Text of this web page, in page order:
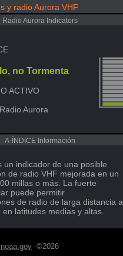
y radio Aurora VHF
Radio Aurora Indicators
no Tormenta
ACTIVO
Aurora
A-ÍNDICE Información
un indicador de una posible
de radio VHF mejorada en un
millas o más. La fuerte
puede permitir
de radio de larga distancia a
latitudes medias y altas.
©2026